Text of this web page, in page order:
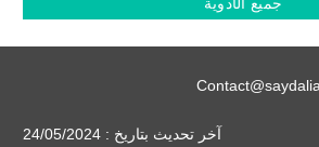
آخر تحديث بتاريخ : 24/05/2024